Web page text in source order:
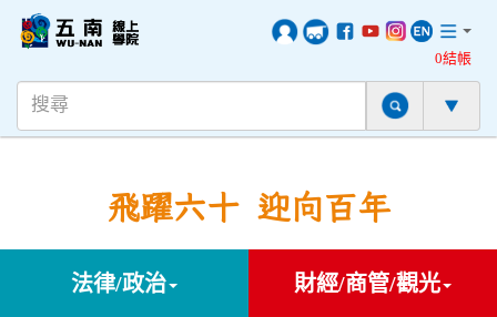
0結帳
飛躍六十 迎向百年
法律/政治 財經/商管/觀光